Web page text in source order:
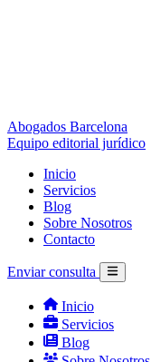
Abogados Barcelona
Equipo editorial jurídico
Inicio
Servicios
Blog
Sobre Nosotros
Contacto
Enviar consulta
Inicio
Servicios
Blog